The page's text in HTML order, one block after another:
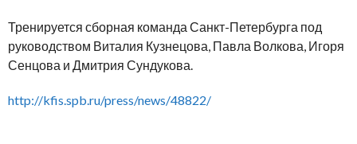
Тренируется сборная команда Санкт-Петербурга под
руководством Виталия Кузнецова, Павла Волкова, Игоря
Сенцова и Дмитрия Сундукова.
http://kfis.spb.ru/press/news/48822/